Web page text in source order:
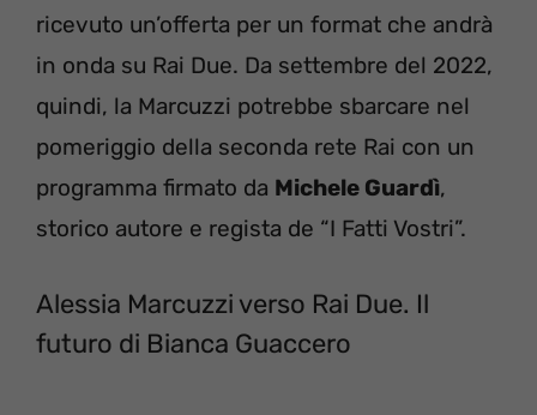
ricevuto un’offerta per un format che andrà
in onda su Rai Due. Da settembre del 2022,
quindi, la Marcuzzi potrebbe sbarcare nel
pomeriggio della seconda rete Rai con un
programma firmato da Michele Guardì,
storico autore e regista de “I Fatti Vostri”.
Alessia Marcuzzi verso Rai Due. Il
futuro di Bianca Guaccero